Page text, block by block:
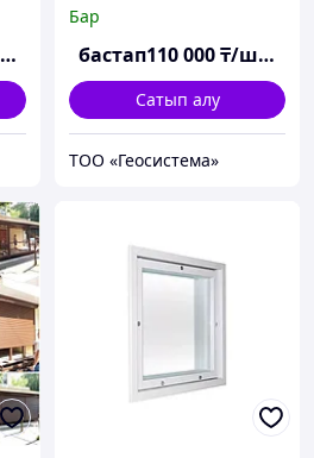
Бар
бастап110 000₸/шаршы м
Сатып алу
ТОО «Геосистема»